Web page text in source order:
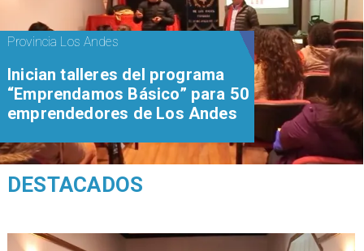
Provincia Los Andes
Inician talleres del programa
“Emprendamos Básico” para 50
emprendedores de Los Andes
DESTACADOS